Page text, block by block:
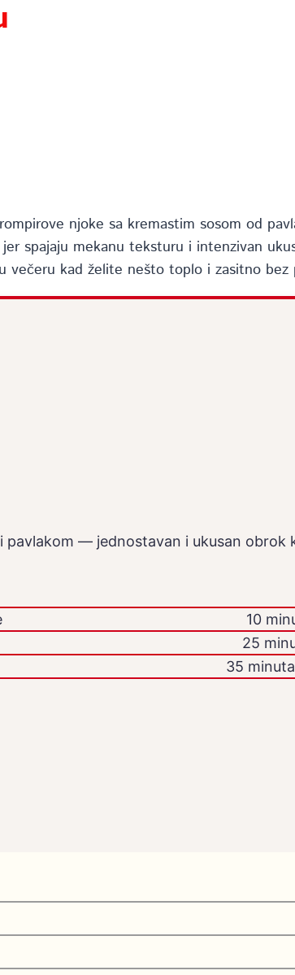
njoke sa kremastim sosom od
spajaju mekanu teksturu i intenzivan
večeru kad želite nešto toplo i zasitno bez
— jednostavan i ukusan
10
25
35 minuta